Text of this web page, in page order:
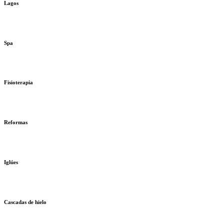
Lagos
Spa
Fisioterapia
Reformas
Iglúes
Cascadas de hielo